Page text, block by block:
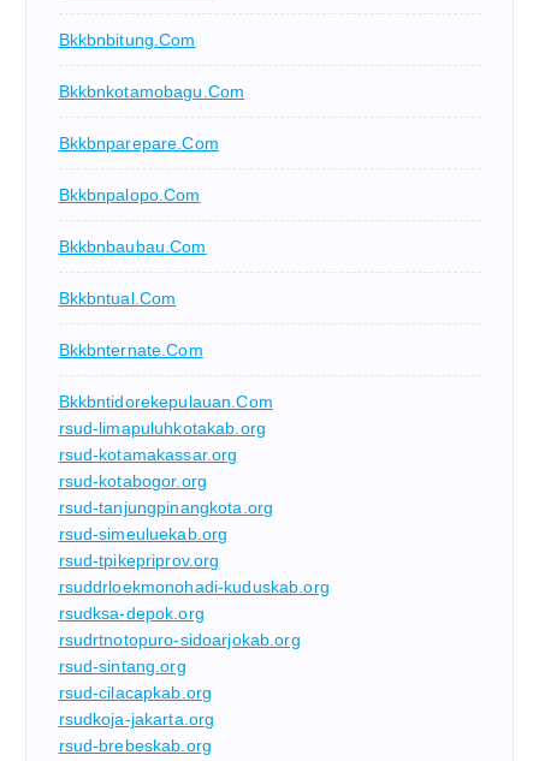
Bkkbnbitung.com
Bkkbnkotamobagu.com
Bkkbnparepare.com
Bkkbnpalopo.com
Bkkbnbaubau.com
Bkkbntual.com
Bkkbnternate.com
Bkkbntidorekepulauan.com
rsud-limapuluhkotakab.org
rsud-kotamakassar.org
rsud-kotabogor.org
rsud-tanjungpinangkota.org
rsud-simeuluekab.org
rsud-tpikepriprov.org
rsuddrloekmonohadi-kuduskab.org
rsudksa-depok.org
rsudrtnotopuro-sidoarjokab.org
rsud-sintang.org
rsud-cilacapkab.org
rsudkoja-jakarta.org
rsud-brebeskab.org